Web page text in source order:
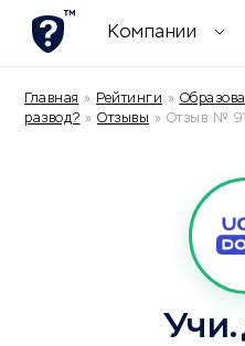
Компании
Главная » Рейтинги »
развод? » Отзывы » Отзыв №